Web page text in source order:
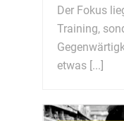
Der Fokus
Training,
etwas [...]